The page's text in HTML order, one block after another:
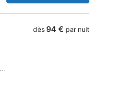
dès 94 € par nuit